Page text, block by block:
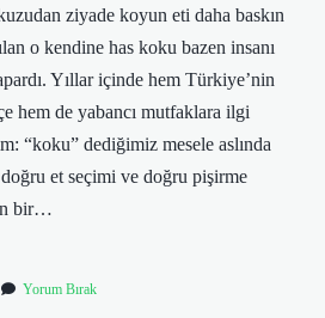
ziyade koyun eti daha baskın
o kendine has koku bazen insanı
Yıllar içinde hem Türkiye’nin
hem de yabancı mutfaklara ilgi
“koku” dediğimiz mesele aslında
et seçimi ve doğru pişirme
bir…
Yorum Bırak